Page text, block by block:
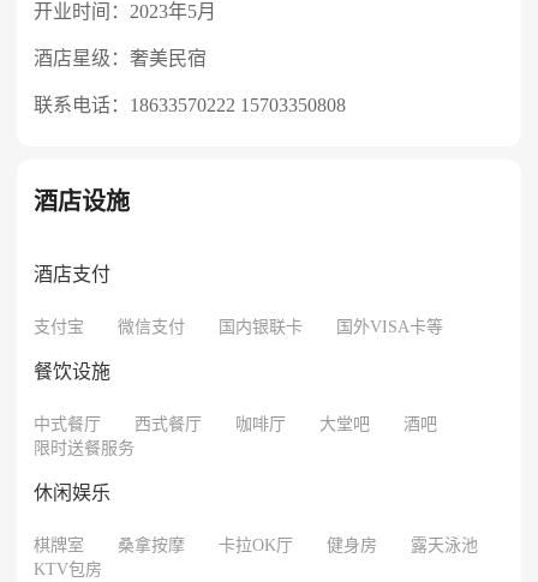
开业时间：2023年5月
酒店星级：奢美民宿
联系电话： 18633570222 15703350808
酒店设施
酒店支付
支付宝 微信支付 国内银联卡 国外VISA卡等
餐饮设施
中式餐厅 西式餐厅 咖啡厅 大堂吧
酒吧
限时送餐服务
休闲娱乐
棋牌室 桑拿按摩 卡拉OK厅 健身房
露天泳池
KTV包房